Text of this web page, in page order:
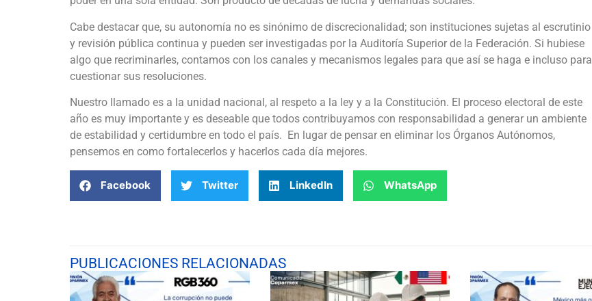
Cabe destacar que, su autonomía no es sinónimo de discrecionalidad; son instituciones sujetas al escrutinio
y revisión pública continua y pueden ser investigadas por la Auditoría Superior de la Federación. Si hubiese
algo que recriminarles, contamos con los canales y mecanismos legales para que así se haga e incluso para
cuestionar sus resoluciones.
Nuestro llamado es a la unidad nacional, al respeto a la ley y a la Constitución. El proceso electoral de este
año es muy importante y es deseable que todos contribuyamos con responsabilidad a generar un ambiente
de estabilidad y certidumbre en todo el país. En lugar de pensar en eliminar los Órganos Autónomos,
pensemos en como fortalecerlos y hacerlos cada día mejores.
Facebook Twitter LinkedIn WhatsApp
PUBLICACIONES RELACIONADAS